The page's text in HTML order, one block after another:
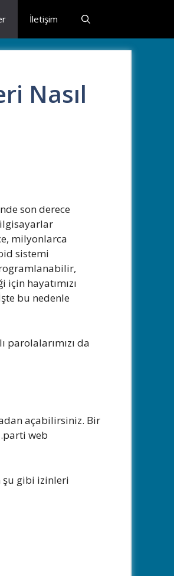
İletişim
Nasıl
son derece
milyonlarca
sistemi
hayatımızı
bu nedenle
da
açabilirsiniz. Bir
web
şu gibi izinleri